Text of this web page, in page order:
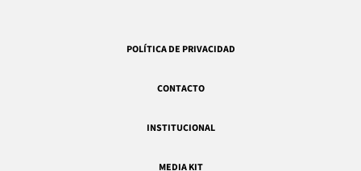
POLÍTICA DE PRIVACIDAD
CONTACTO
INSTITUCIONAL
MEDIA KIT